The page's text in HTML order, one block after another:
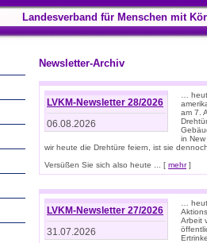
Landesverband für Menschen mit
Newsletter-Archiv
LVKM-Newsletter 28/2026
06.08.2026
…
am 7.
in
wir heute die Drehtüre feiern, ist sie
Versüßen Sie sich also heute ... [ mehr]
LVKM-Newsletter 27/2026
31.07.2026
…
Arbeit